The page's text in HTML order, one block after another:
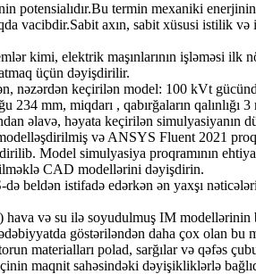
potensialıdır.Bu termin mexaniki
vacibdir.Sabit axın, sabit xüsusi istilik
kimi, elektrik maşınlarının işləməsi ilk
üçün dəyişdirilir.
nəzərdən keçirilən model: 100 kVt
mm, miqdarı , qabırğaların qalınlığı 3
əlavə, həyata keçirilən simulyasiyanın
və ANSYS Fluent 2021
Model simulyasiya proqramının
CAD modellərini dəyişdirin.
istifadə edərkən ən yaxşı
və su ilə soyudulmuş IM modellərinin
göstəriləndən daha çox olan
materialları polad, sarğılar və qəfəs
maqnit sahəsindəki dəyişikliklərlə